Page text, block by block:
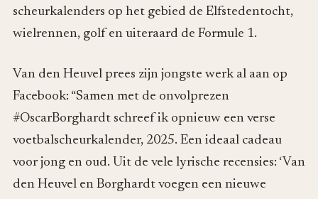
scheurkalenders op het gebied de Elfstedentocht,
wielrennen, golf en uiteraard de Formule 1.
Van den Heuvel prees zijn jongste werk al aan op
Facebook: “Samen met de onvolprezen
#OscarBorghardt schreef ik opnieuw een verse
voetbalscheurkalender, 2025. Een ideaal cadeau
voor jong en oud. Uit de vele lyrische recensies: ‘Van
den Heuvel en Borghardt voegen een nieuwe